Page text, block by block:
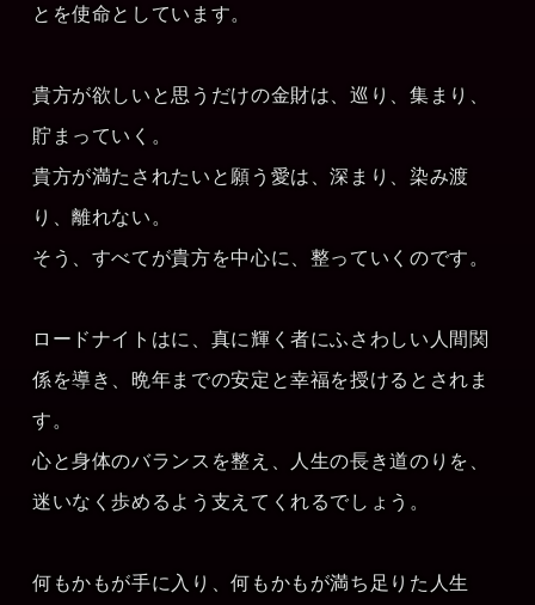
とを使命としています。
貴方が欲しいと思うだけの金財は、巡り、集まり、
貯まっていく。
貴方が満たされたいと願う愛は、深まり、染み渡
り、離れない。
そう、すべてが貴方を中心に、整っていくのです。
ロードナイトはに、真に輝く者にふさわしい人間関
係を導き、晩年までの安定と幸福を授けるとされま
す。
心と身体のバランスを整え、人生の長き道のりを、
迷いなく歩めるよう支えてくれるでしょう。
何もかもが手に入り、何もかもが満ち足りた人生